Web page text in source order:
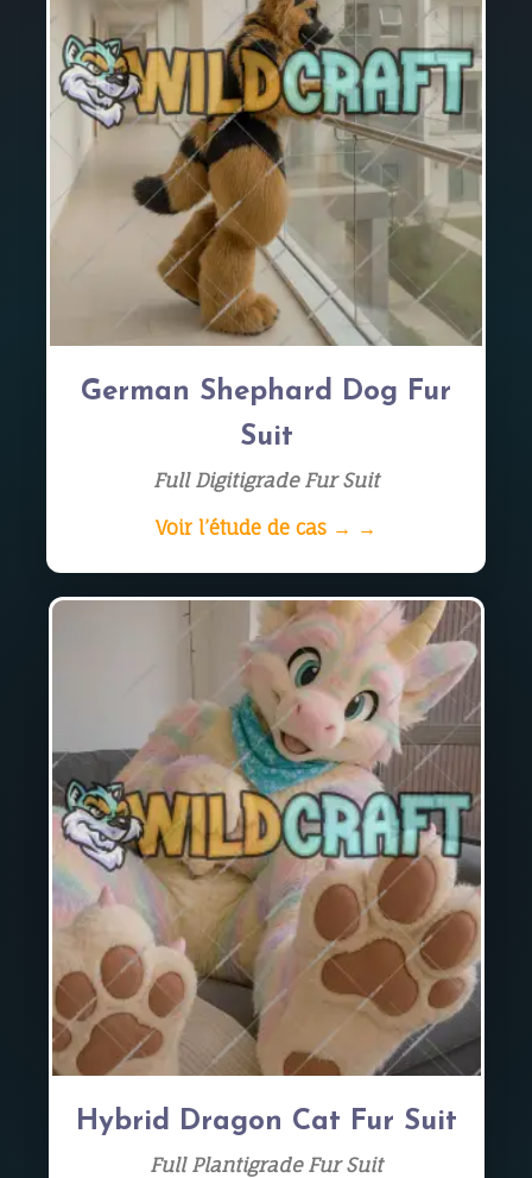
German Shephard Dog Fur
Suit
Full Digitigrade Fur Suit
Voir l’étude de cas → →
Hybrid Dragon Cat Fur Suit
Full Plantigrade Fur Suit